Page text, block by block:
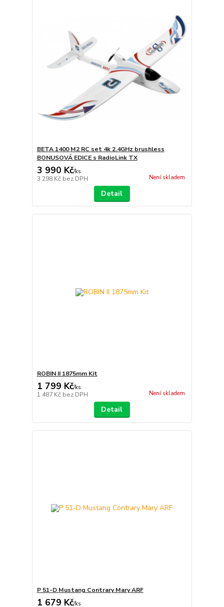
BETA 1400 M2 RC set 4k 2.4GHz brushless
BONUSOVÁ EDICE s RadioLink TX
3 990 Kč/ks
3 298 Kč bez DPH Není skladem
Detail
ROBIN II 1875mm Kit
1 799 Kč/ks
1 487 Kč bez DPH Není skladem
Detail
P 51-D Mustang Contrary Mary ARF
1 679 Kč/ks